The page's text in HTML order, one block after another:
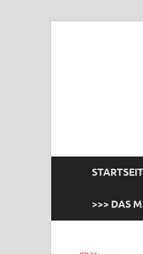
>>> DAS